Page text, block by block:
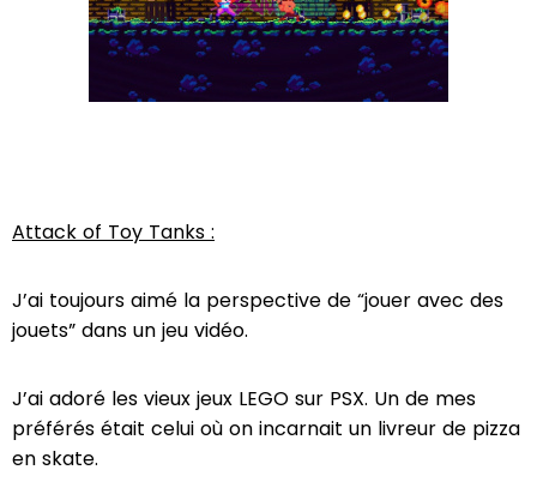
Attack of Toy Tanks :
J’ai toujours aimé la perspective de “jouer avec des
jouets” dans un jeu vidéo.
J’ai adoré les vieux jeux LEGO sur PSX. Un de mes
préférés était celui où on incarnait un livreur de pizza
en skate.